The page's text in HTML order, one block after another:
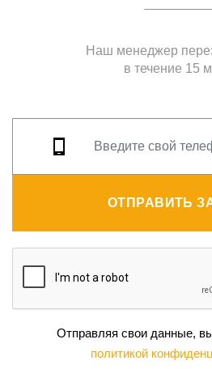
Наш менеджер
в течение 15
ОТПРАВИТЬ
Отправляя свои данные,
политикой